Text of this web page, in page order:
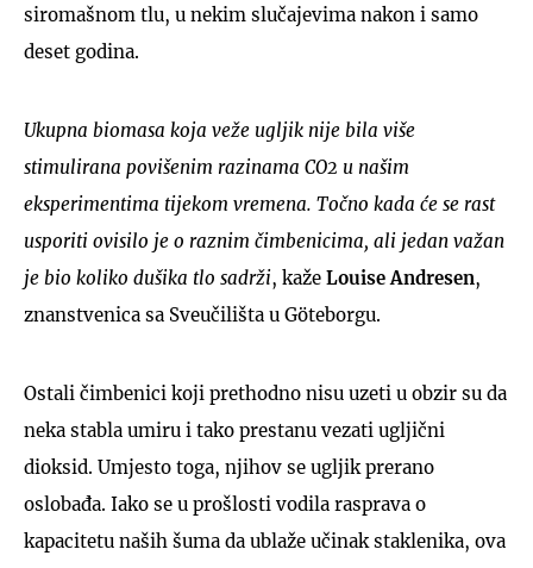
siromašnom tlu, u nekim slučajevima nakon i samo
deset godina.
Ukupna biomasa koja veže ugljik nije bila više
stimulirana povišenim razinama CO2 u našim
eksperimentima tijekom vremena. Točno kada će se rast
usporiti ovisilo je o raznim čimbenicima, ali jedan važan
je bio koliko dušika tlo sadrži, kaže Louise Andresen,
znanstvenica sa Sveučilišta u Göteborgu.
Ostali čimbenici koji prethodno nisu uzeti u obzir su da
neka stabla umiru i tako prestanu vezati ugljični
dioksid. Umjesto toga, njihov se ugljik prerano
oslobađa. Iako se u prošlosti vodila rasprava o
kapacitetu naših šuma da ublaže učinak staklenika, ova